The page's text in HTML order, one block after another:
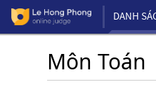
DANH
Môn Toán